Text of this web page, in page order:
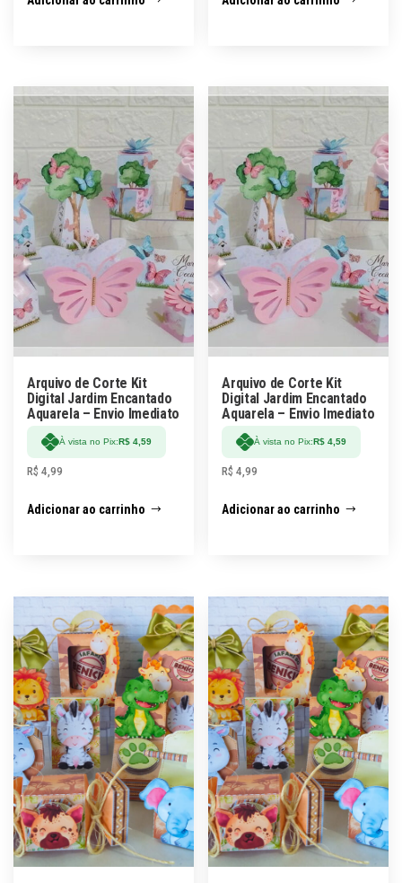
Arquivo de Corte Kit
Digital Jardim Encantado
Aquarela – Envio Imediato
À vista no Pix:R$ 4,59
R$ 4,99
Adicionar ao carrinho
Arquivo de Corte Kit
Digital Jardim Encantado
Aquarela – Envio Imediato
À vista no Pix:R$ 4,59
R$ 4,99
Adicionar ao carrinho